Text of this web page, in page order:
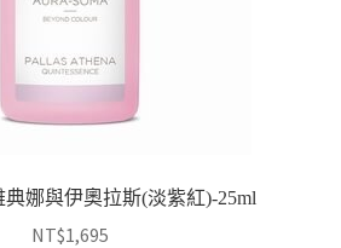
娜與伊奧拉斯(淡紫紅)-25ml
NT$1,695